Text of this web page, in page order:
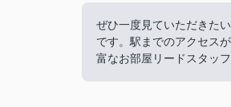
ぜひ一度見ていただきた
です。駅までのアクセス
富なお部屋リードスタッ